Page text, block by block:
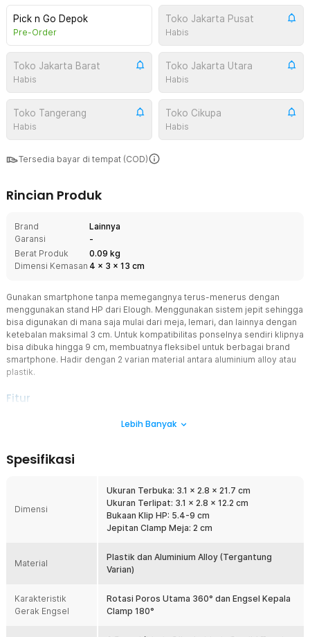
Pick n Go Depok
Pre-Order
Toko Jakarta Pusat
Habis
Toko Jakarta Barat
Habis
Toko Jakarta Utara
Habis
Toko Tangerang
Habis
Toko Cikupa
Habis
Tersedia bayar di tempat (COD)
Rincian Produk
Brand
Lainnya
Garansi
-
Berat Produk
0.09 kg
Dimensi Kemasan 4 x 3 x 13 cm
Gunakan smartphone tanpa memegangnya terus-menerus dengan
menggunakan stand HP dari Elough. Menggunakan sistem jepit sehingga
bisa digunakan di mana saja mulai dari meja, lemari, dan lainnya dengan
ketebalan maksimal 3 cm. Untuk kompatibilitas ponselnya sendiri klipnya
bisa dibuka hingga 9 cm, membuatnya fleksibel untuk berbagai brand
smartphone. Hadir dengan 2 varian material antara aluminium alloy atau
plastik.
Fitur
ganda. 180° pada sendi kepala clamp dan 360° pada poros utama.
kiri atau kanan, semua bisa diatur dengan presisi dan tetap terkunci
Tempatkan di Mana Saja
Stand HP juga berfungsi sebagai phone holder meja yang kokoh.
dilipat, memberikan fleksibilitas penempatan sesuai kebutuhan dan
ruang meja yang tersedia.
Dilengkapi mekanisme pull-clip yang ergonomis, clamp stand HP ini
dapat menjepit HP dengan ketebalan hingga 9 cm, artinya HP
Lebih Banyak
Spesifikasi
Dimensi
Ukuran Terbuka: 3.1 x 2.8 x 21.7 cm
Ukuran Terlipat: 3.1 x 2.8 x 12.2 cm
Bukaan Klip HP: 5.4-9 cm
Jepitan Clamp Meja: 2 cm
Material
Plastik dan Aluminium Alloy (Tergantung
Varian)
Karakteristik
Gerak Engsel
Rotasi Poros Utama 360° dan Engsel Kepala
Clamp 180°